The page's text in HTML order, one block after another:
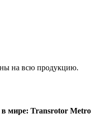
на всю продукцию.
мире: Transrotor